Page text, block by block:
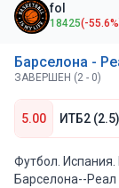
fol
18425(-
Барселона -
ЗАВЕРШЕН (2 - 0)
5.00 ИТБ2 (2.5)
Футбол.
Барселона--